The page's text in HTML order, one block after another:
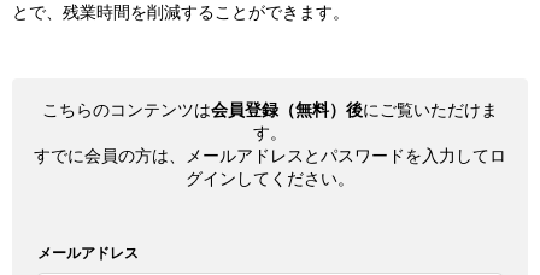
とで、残業時間を削減することができます。
こちらのコンテンツは会員登録（無料）後にご覧いただけま
す。
すでに会員の方は、メールアドレスとパスワードを入力してロ
グインしてください。
メールアドレス